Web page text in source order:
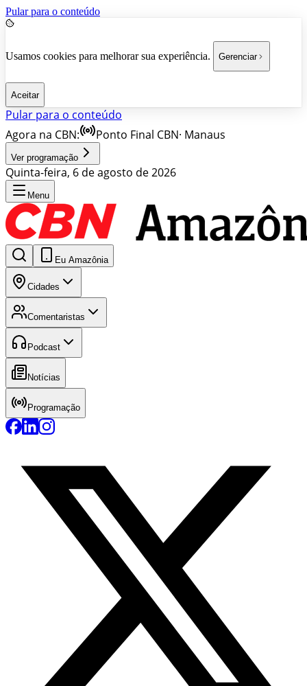
Pular para o conteúdo
Usamos cookies para melhorar sua experiência. Gerenciar
Aceitar
Pular para o conteúdo
Agora na CBN:
Ponto Final CBN· Manaus
Ver programação
Quinta-feira, 6 de agosto de 2026
Menu
Eu Amazônia
Cidades
Comentaristas
Podcast
Notícias
Programação